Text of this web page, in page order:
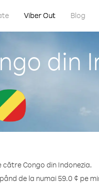
Viber Out Blog
din
Congo din Indonezia.
de la numai 59.0 ¢ pe